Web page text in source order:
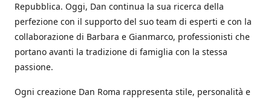
Repubblica. Oggi, Dan continua la sua ricerca della
perfezione con il supporto del suo team di esperti e con la
collaborazione di Barbara e Gianmarco, professionisti che
portano avanti la tradizione di famiglia con la stessa
passione.
Ogni creazione Dan Roma rappresenta stile, personalità e